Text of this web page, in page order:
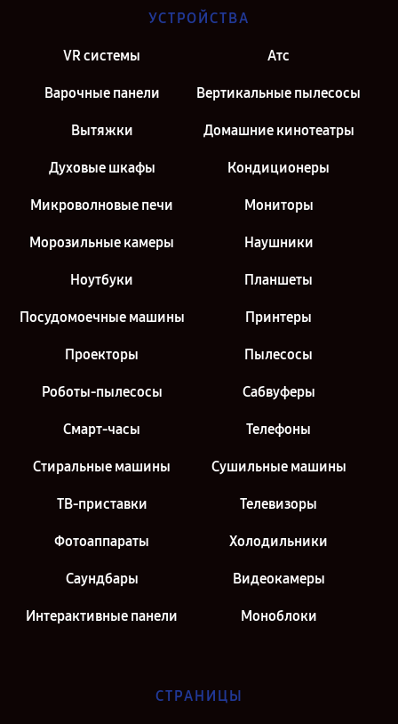
УСТРОЙСТВА
VR системы Атс
Варочные панели Вертикальные пылесосы
Вытяжки Домашние кинотеатры
Духовые шкафы Кондиционеры
Микроволновые печи Мониторы
Морозильные камеры Наушники
Ноутбуки Планшеты
Посудомоечные машины Принтеры
Проекторы Пылесосы
Роботы-пылесосы Сабвуферы
Смарт-часы Телефоны
Стиральные машины Сушильные машины
ТВ-приставки Телевизоры
Фотоаппараты Холодильники
Саундбары Видеокамеры
Интерактивные панели Моноблоки
СТРАНИЦЫ